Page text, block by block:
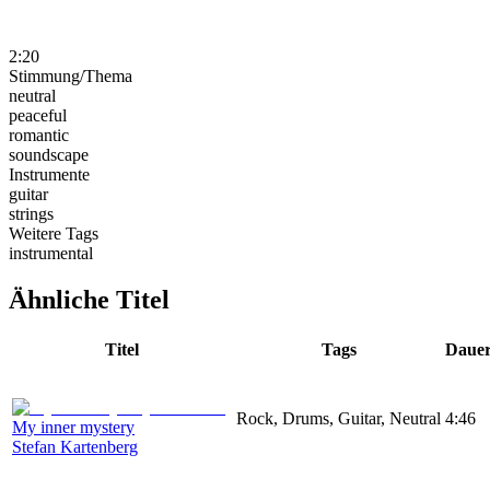
2:20
Stimmung/Thema
neutral
peaceful
romantic
soundscape
Instrumente
guitar
strings
Weitere Tags
instrumental
Ähnliche Titel
Titel Tags
My inner mystery
Stefan Kartenberg
Rock, Drums, Guitar, Neutral 4:46